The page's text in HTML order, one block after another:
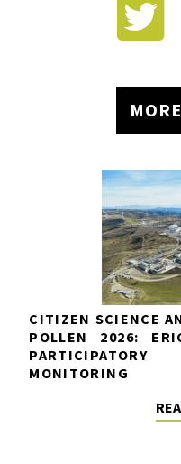

CITIZEN SCIENCE
POLLEN 2026:
MONITORING